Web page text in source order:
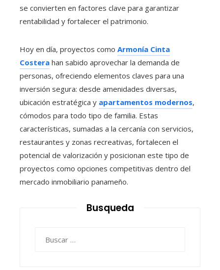
se convierten en factores clave para garantizar
rentabilidad y fortalecer el patrimonio.
Hoy en día, proyectos como Armonía Cinta
Costera han sabido aprovechar la demanda de
personas, ofreciendo elementos claves para una
inversión segura: desde amenidades diversas,
ubicación estratégica y apartamentos modernos,
cómodos para todo tipo de familia. Estas
características, sumadas a la cercanía con servicios,
restaurantes y zonas recreativas, fortalecen el
potencial de valorización y posicionan este tipo de
proyectos como opciones competitivas dentro del
mercado inmobiliario panameño.
Busqueda